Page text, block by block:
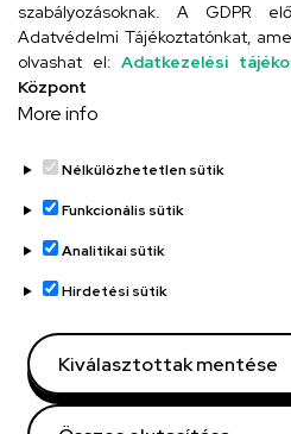
UD telefonkönyv
Adatvédelem
Adatvédelem
Régi oldal
Technikai információk
szabályozásoknak. A GDPR
Adatvédelmi Tájékoztatónkat,
olvashat el: Adatkezelési
Központ
More info
Nélkülözhetetlen sütik
Funkcionális sütik
Analitikai sütik
Hirdetési sütik
Kiválasztottak mentése